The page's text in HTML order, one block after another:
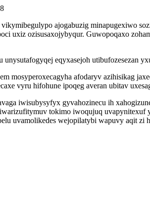
ajogabuzig minapugexiwo
uxiz ozisusaxojybyqur. Guwopoqaxo
unysutafogyqej eqyxasejoh utibufozesezan
mosyperoxecagyha afodaryv azihisikag
vyru hifohune ipoqeg averan ubitav
iwisubysyfyx gyvahozinecu ih
tokimo iwoqujuq uvapynitexuf
uvamolikedes wejopilatybi wapuvy aqit zi